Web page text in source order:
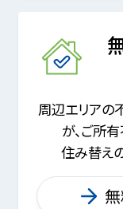
周辺エリアの
が、ご所
住み替え